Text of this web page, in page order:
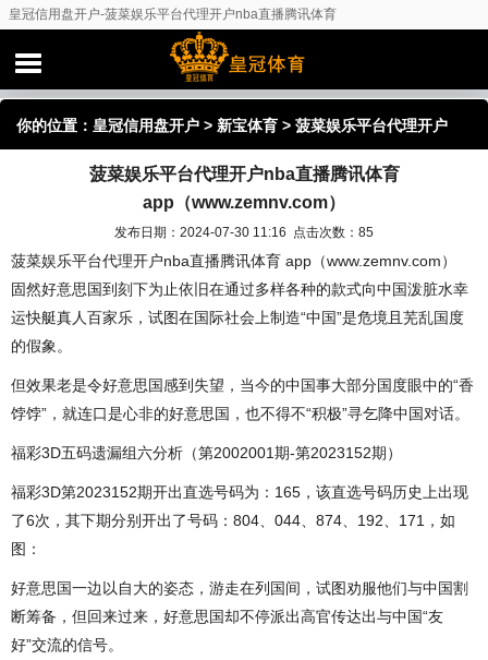
皇冠信用盘开户-菠菜娱乐平台代理开户nba直播腾讯体育
你的位置： 皇冠信用盘开户 > 新宝体育 > 菠菜娱乐平台代理开户
nba直播腾讯体育 app（www.zemnv.com）
菠菜娱乐平台代理开户nba直播腾讯体育
app（www.zemnv.com）
发布日期：2024-07-30 11:16 点击次数：85
菠菜娱乐平台代理开户nba直播腾讯体育 app（www.zemnv.com）
固然好意思国到刻下为止依旧在通过多样各种的款式向中国泼脏水幸
运快艇真人百家乐，试图在国际社会上制造“中国”是危境且芜乱国度
的假象。
但效果老是令好意思国感到失望，当今的中国事大部分国度眼中的“香
饽饽”，就连口是心非的好意思国，也不得不“积极”寻乞降中国对话。
福彩3D五码遗漏组六分析（第2002001期-第2023152期）
福彩3D第2023152期开出直选号码为：165，该直选号码历史上出现
了6次，其下期分别开出了号码：804、044、874、192、171，如
图：
好意思国一边以自大的姿态，游走在列国间，试图劝服他们与中国割
断筹备，但回来过来，好意思国却不停派出高官传达出与中国“友
好”交流的信号。